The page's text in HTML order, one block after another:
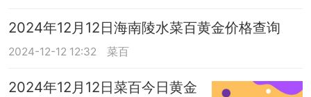
2024年12月12日海南陵水菜百黄金价格查询
2024-12-12 12:32 菜百
2024年12月12日菜百今日黄金